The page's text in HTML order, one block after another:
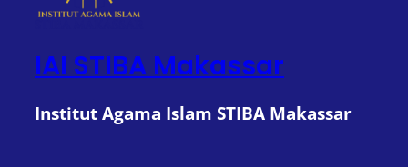
IAI STIBA Makassar
Institut Agama Islam STIBA Makassar